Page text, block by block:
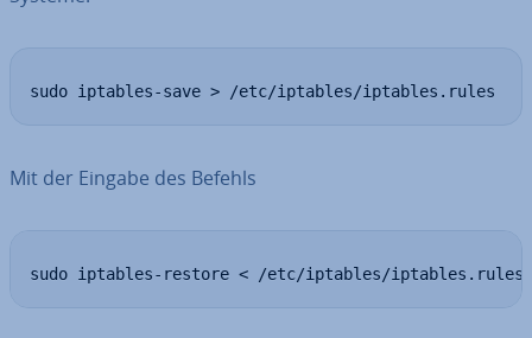
sudo iptables-save > /etc/iptables/iptables.rules
Mit der Eingabe des Befehls
sudo iptables-restore < /etc/iptables/iptables.rules